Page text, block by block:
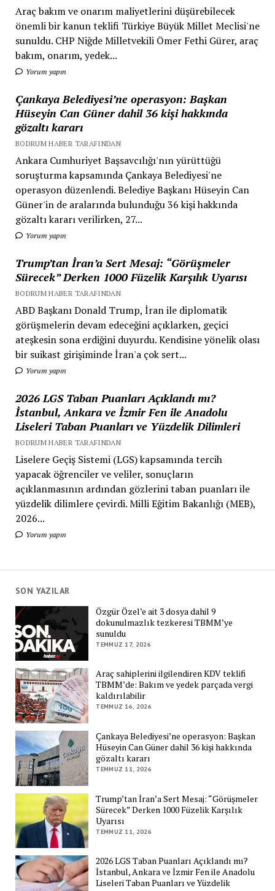
Araç bakım ve onarım maliyetlerini düşürebilecek
önemli bir kanun teklifi Türkiye Büyük Millet Meclisi'ne
sunuldu. CHP Niğde Milletvekili Ömer Fethi Gürer, araç
bakım, onarım, yedek...
Yorum yapın
Çankaya Belediyesi’ne operasyon: Başkan
Hüseyin Can Güner dahil 36 kişi hakkında
gözaltı kararı
BODRUM HABER TARAFINDAN
Ankara Cumhuriyet Başsavcılığı'nın yürüttüğü
soruşturma kapsamında Çankaya Belediyesi'ne
operasyon düzenlendi. Belediye Başkanı Hüseyin Can
Güner'in de aralarında bulunduğu 36 kişi hakkında
gözaltı kararı verilirken, 27...
Yorum yapın
Trump’tan İran’a Sert Mesaj: “Görüşmeler
Sürecek” Derken 1000 Füzelik Karşılık Uyarısı
BODRUM HABER TARAFINDAN
ABD Başkanı Donald Trump, İran ile diplomatik
görüşmelerin devam edeceğini açıklarken, geçici
ateşkesin sona erdiğini duyurdu. Kendisine yönelik olası
bir suikast girişiminde İran'a çok sert...
Yorum yapın
2026 LGS Taban Puanları Açıklandı mı?
İstanbul, Ankara ve İzmir Fen ile Anadolu
Liseleri Taban Puanları ve Yüzdelik Dilimleri
BODRUM HABER TARAFINDAN
Liselere Geçiş Sistemi (LGS) kapsamında tercih
yapacak öğrenciler ve veliler, sonuçların
açıklanmasının ardından gözlerini taban puanları ile
yüzdelik dilimlere çevirdi. Milli Eğitim Bakanlığı (MEB),
2026...
Yorum yapın
SON YAZILAR
Özgür Özel’e ait 3 dosya dahil 9
dokunulmazlık tezkeresi TBMM’ye
sunuldu
TEMMUZ 17, 2026
Araç sahiplerini ilgilendiren KDV teklifi
TBMM’de: Bakım ve yedek parçada vergi
kaldırılabilir
TEMMUZ 16, 2026
Çankaya Belediyesi’ne operasyon: Başkan
Hüseyin Can Güner dahil 36 kişi hakkında
gözaltı kararı
TEMMUZ 11, 2026
Trump’tan İran’a Sert Mesaj: “Görüşmeler
Sürecek” Derken 1000 Füzelik Karşılık
Uyarısı
TEMMUZ 11, 2026
2026 LGS Taban Puanları Açıklandı mı?
İstanbul, Ankara ve İzmir Fen ile Anadolu
Liseleri Taban Puanları ve Yüzdelik